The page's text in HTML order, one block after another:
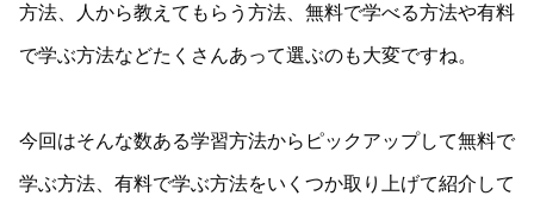
方法、人から教えてもらう方法、無料で学べる方法や有料
で学ぶ方法などたくさんあって選ぶのも大変ですね。
今回はそんな数ある学習方法からピックアップして無料で
学ぶ方法、有料で学ぶ方法をいくつか取り上げて紹介して